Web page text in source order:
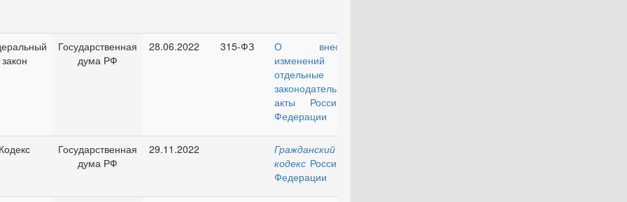
закон
Государственная
дума РФ
28.06.2022 315-ФЗ
О внесении
изменений в
отдельные
законодательные
акты Российской
Федерации
Государственная
дума РФ
29.11.2022
Гражданский
кодексРоссийской
Федерации